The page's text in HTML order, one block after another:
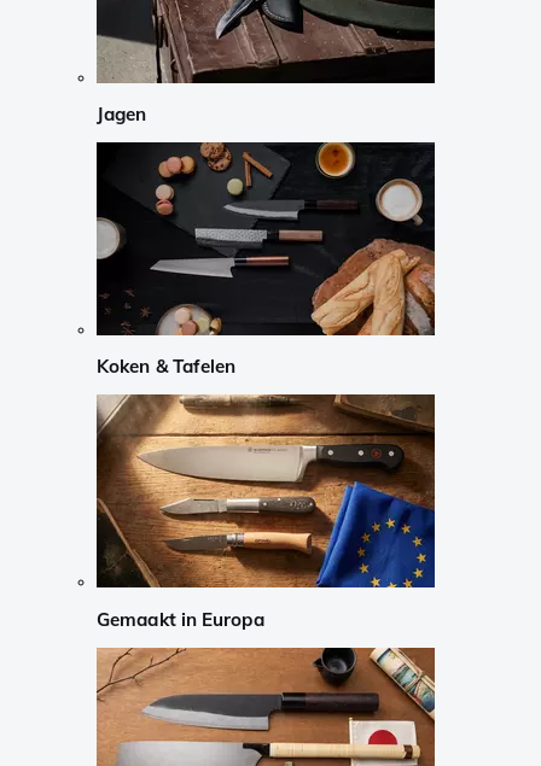
Jagen
Koken & Tafelen
Gemaakt in Europa